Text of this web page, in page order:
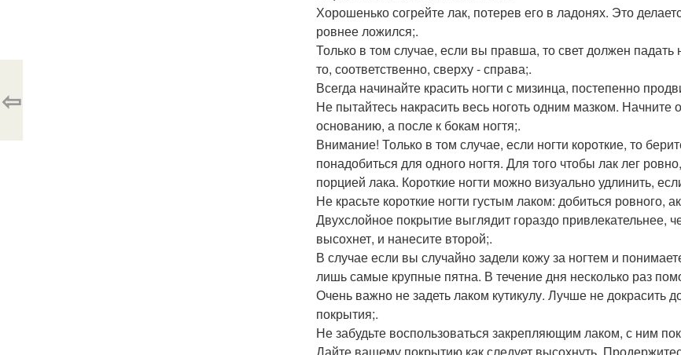
Хорошенько согрейте лак, потерев его в ладонях. Это
ровнее ложился;.
Только в том случае, если вы правша, то свет должен
то, соответственно, сверху - справа;.
Всегда начинайте красить ногти с мизинца, постепенно
Не пытайтесь накрасить весь ноготь одним мазком.
основанию, а после к бокам ногтя;.
Внимание! Только в том случае, если ногти короткие, то
понадобиться для одного ногтя. Для того чтобы лак лег
порцией лака. Короткие ногти можно визуально удлинить,
Не красьте короткие ногти густым лаком: добиться ровного,
Двухслойное покрытие выглядит гораздо привлекательнее,
высохнет, и нанесите второй;.
В случае если вы случайно задели кожу за ногтем и
лишь самые крупные пятна. В течение дня несколько раз
Очень важно не задеть лаком кутикулу. Лучше не докрасить
покрытия;.
Не забудьте воспользоваться закрепляющим лаком, с ним
⇦